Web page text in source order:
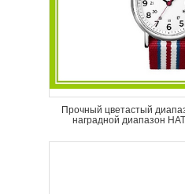
Прочный цветастый
наградной диапазон